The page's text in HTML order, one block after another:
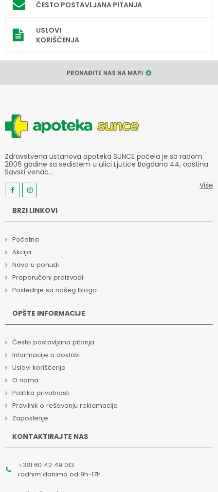
ČESTO POSTAVLJANA PITANJA
USLOVI
KORIŠĆENJA
PRONAĐITE NAS NA MAPI
Zdravstvena ustanova apoteka SUNCE počela je sa radom
2006 godine sa sedištem u ulici Ljutice Bogdana 44, opština
Savski venac...
Više
BRZI LINKOVI
Početna
Akcija
Novo u ponudi
Preporučeni proizvodi
Poslednje sa našeg bloga
OPŠTE INFORMACIJE
Često postavljana pitanja
Informacije o dostavi
Uslovi korišćenja
O nama
Politika privatnosti
Pravilnik o rešavanju reklamacija
Zaposlenje
KONTAKTIRAJTE NAS
+381 60 42 49 013
radnim danima od 9h-17h